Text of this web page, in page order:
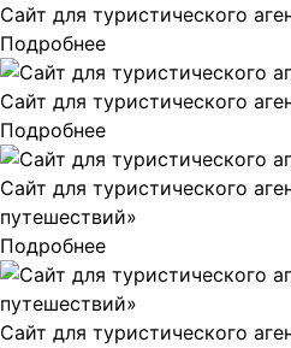
Сайт для туристического
Подробнее
Сайт для туристического
Подробнее
Сайт для туристического
путешествий»
Подробнее
Сайт для туристического